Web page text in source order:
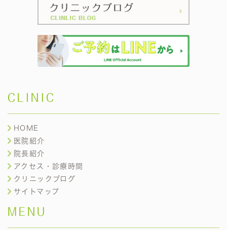
CLINIC
HOME
医院紹介
院長紹介
アクセス・診療時間
クリニックブログ
サイトマップ
MENU